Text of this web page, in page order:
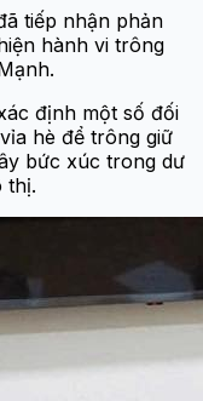
tiếp nhận phản
hành vi trông
định một số đối
hè để trông giữ
bức xúc trong dư
thị.